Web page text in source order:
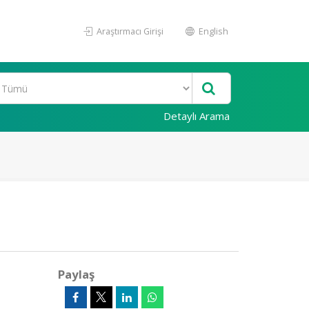
Araştırmacı Girişi English
Detaylı Arama
Paylaş